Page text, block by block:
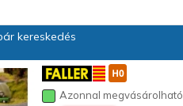
kereskedés
Azonnal megvásárolható